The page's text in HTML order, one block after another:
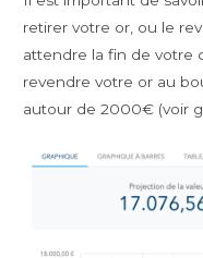
retirer votre or, ou le
attendre la fin de votre
revendre votre or au
autour de 2000€ (voir